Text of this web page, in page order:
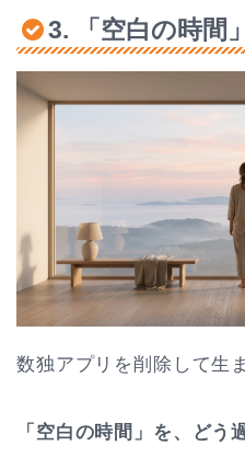
3. 「空白の時間
数独アプリを削除して生
「空白の時間」を、どう